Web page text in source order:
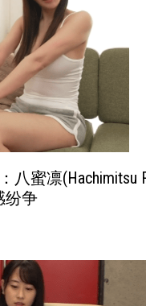
八蜜凛(Hachimitsu
纷争